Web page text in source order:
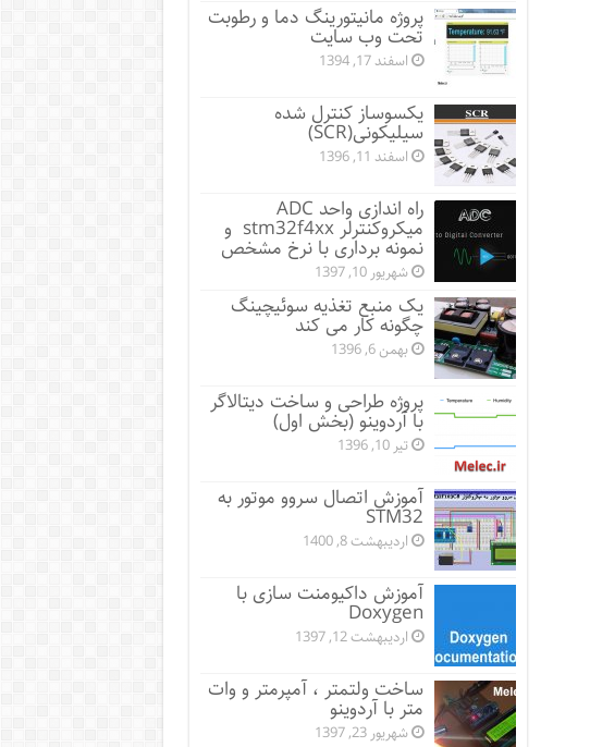
پروژه مانيتورينگ دما و رطوبت
تحت وب سایت
اسفند 17, 1394
یکسوساز کنترل شده
سیلیکونی(SCR)
اسفند 11, 1396
راه اندازی واحد ADC
میکروکنترلر stm32f4xx و
نمونه برداری با نرخ مشخص
شهریور 10, 1397
یک منبع تغذیه سوئیچینگ
چگونه کار می کند
بهمن 6, 1396
پروژه طراحی و ساخت دیتالاگر
با آردوینو (بخش اول)
تیر 10, 1396
آموزش اتصال سروو موتور به
STM32
اردیبهشت 8, 1400
آموزش داکیومنت سازی با
Doxygen
اردیبهشت 12, 1397
ساخت ولتمتر ، آمپرمتر و وات
متر با آردوینو
شهریور 23, 1397